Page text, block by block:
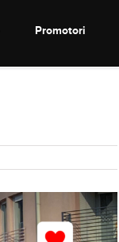
Promotori